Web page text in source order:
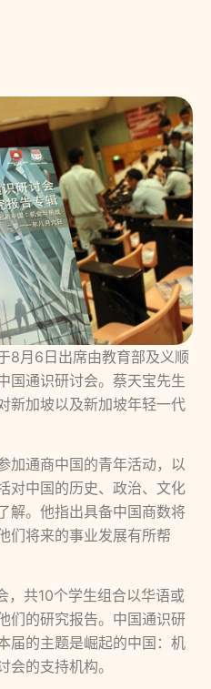
8月6日出席由教育部及义顺
国通识研讨会。蔡天宝先生
新加坡以及新加坡年轻一代
加通商中国的青年活动，以
对中国的历史、政治、文化
解。他指出具备中国商数将
们将来的事业发展有所帮
，共10个学生组合以华语或
们的研究报告。中国通识研
届的主题是崛起的中国：机
会的支持机构。